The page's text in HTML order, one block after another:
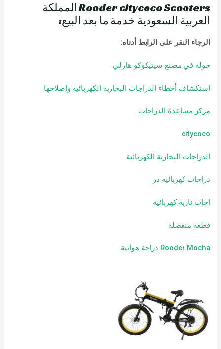
Rooder citycoco Scooters المملكة
العربية السعودية خدمة ما بعد البيع:
الرجاء النقر على الرابط أدناه:
جولة في مصنع سيتيكوكو هارلي
استكشاف أخطاء الدراجات البخارية الكهربائية وإصلاحها
مركز مساعدة الدراجات
citycoco
الدراجات البخارية الكهربائية
دراجات كهربائية در
اجات نارية كهربائية
قطعة منفصلة
Rooder Mocha دراجة هوائية